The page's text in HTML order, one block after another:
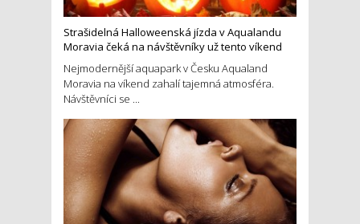
Strašidelná Halloweenská jízda v Aqualandu
Moravia čeká na návštěvníky už tento víkend
Nejmodernější aquapark v Česku Aqualand
Moravia na víkend zahalí tajemná atmosféra.
Návštěvníci se ...